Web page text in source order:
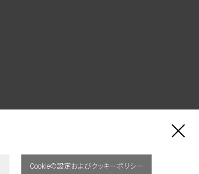
Cookieの設定およびクッキーポリシー